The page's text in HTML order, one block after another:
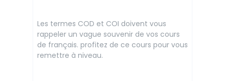
Les termes COD et COI doivent vous
rappeler un vague souvenir de vos cours
de français. profitez de ce cours pour vous
remettre à niveau.